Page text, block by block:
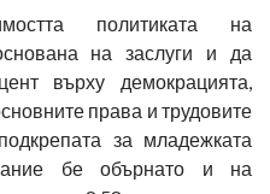
политиката на
на заслуги и да
върху демокрацията,
права и трудовите
за младежката
бе обърнато и на